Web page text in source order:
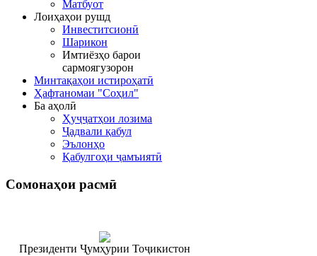
Матбуот
Лоиҳаҳои рушд
Инвеститсионӣ
Шарикон
Имтиёзҳо барои
сармоягузорон
Минтақаҳои истироҳатӣ
Ҳафтаномаи "Соҳил"
Ба аҳолӣ
Ҳуҷҷатҳои лозима
Ҷадвали қабул
Эълонҳо
Қабулгоҳи ҷамъиятӣ
Сомонаҳои расмӣ
Президенти Ҷумҳурии Тоҷикистон